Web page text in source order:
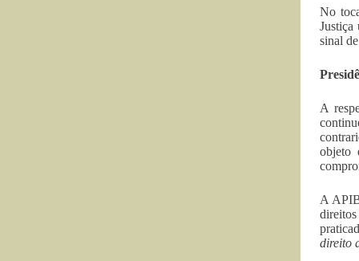
No
Justiça
sinal
A
objeto
A
direito